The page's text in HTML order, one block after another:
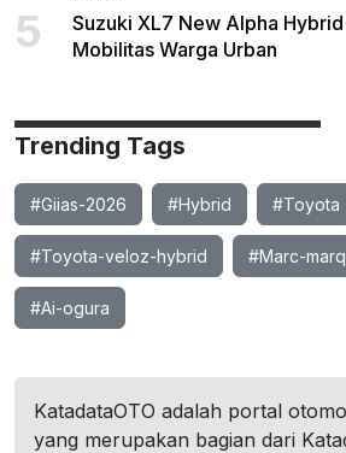
5
Suzuki XL7 New Alpha
Mobilitas Warga Urban
Trending Tags
#Giias-2026 #Hybrid #Toyota
#Toyota-veloz-hybrid #Marc-
#Ai-ogura
KatadataOTO adalah portal
yang merupakan bagian dari